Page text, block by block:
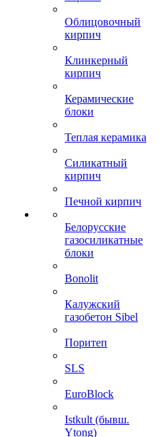
Облицовочный
кирпич
Клинкерный
кирпич
Керамические
блоки
Теплая керамика
Силикатный
кирпич
Печной кирпич
Белорусские
газосиликатные
блоки
Bonolit
Калужский
газобетон Sibel
Поритеп
SLS
EuroBlock
Istkult (бывш.
Ytong)